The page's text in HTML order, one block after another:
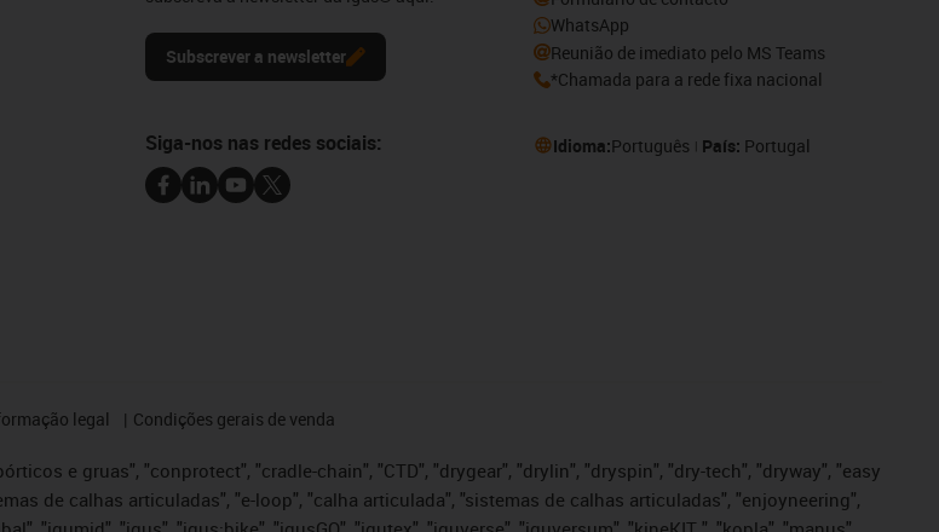
Subscrever a newsletter
WhatsApp
Reunião de imediato pelo MS Teams
*Chamada para a rede fixa nacional
Siga-nos nas redes sociais: Idioma:Português País: Portugal
legal Condições gerais de venda
e gruas", "conprotect", "cradle-chain", "CTD", "drygear", "drylin", "dryspin", "dry-tech", "dryway", "easy
de calhas articuladas", "e-loop", "calha articulada", "sistemas de calhas articuladas", "enjoyneering",